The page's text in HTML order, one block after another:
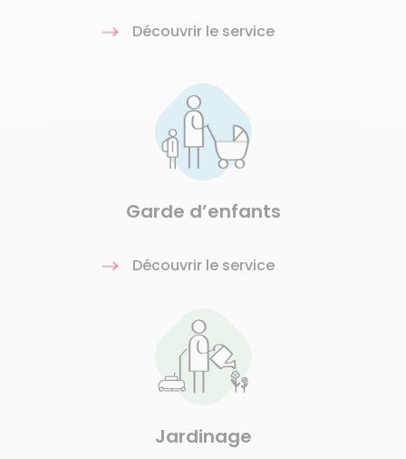
Découvrir le service
Garde d’enfants
Découvrir le service
Jardinage